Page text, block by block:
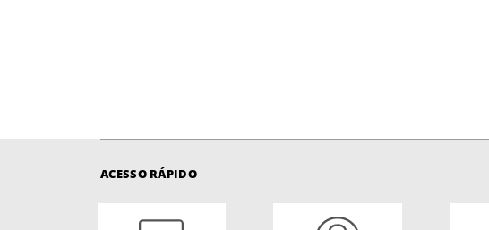
ACESSO RÁPIDO